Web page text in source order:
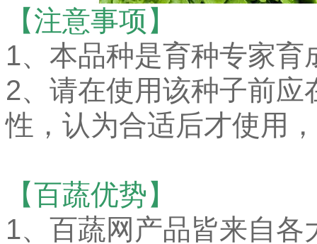
【注意事项】
1、本品种是育种专家
2、请在使用该种子前
性，认为合适后才使用
【百蔬优势】
1、 百蔬网产品皆来自各